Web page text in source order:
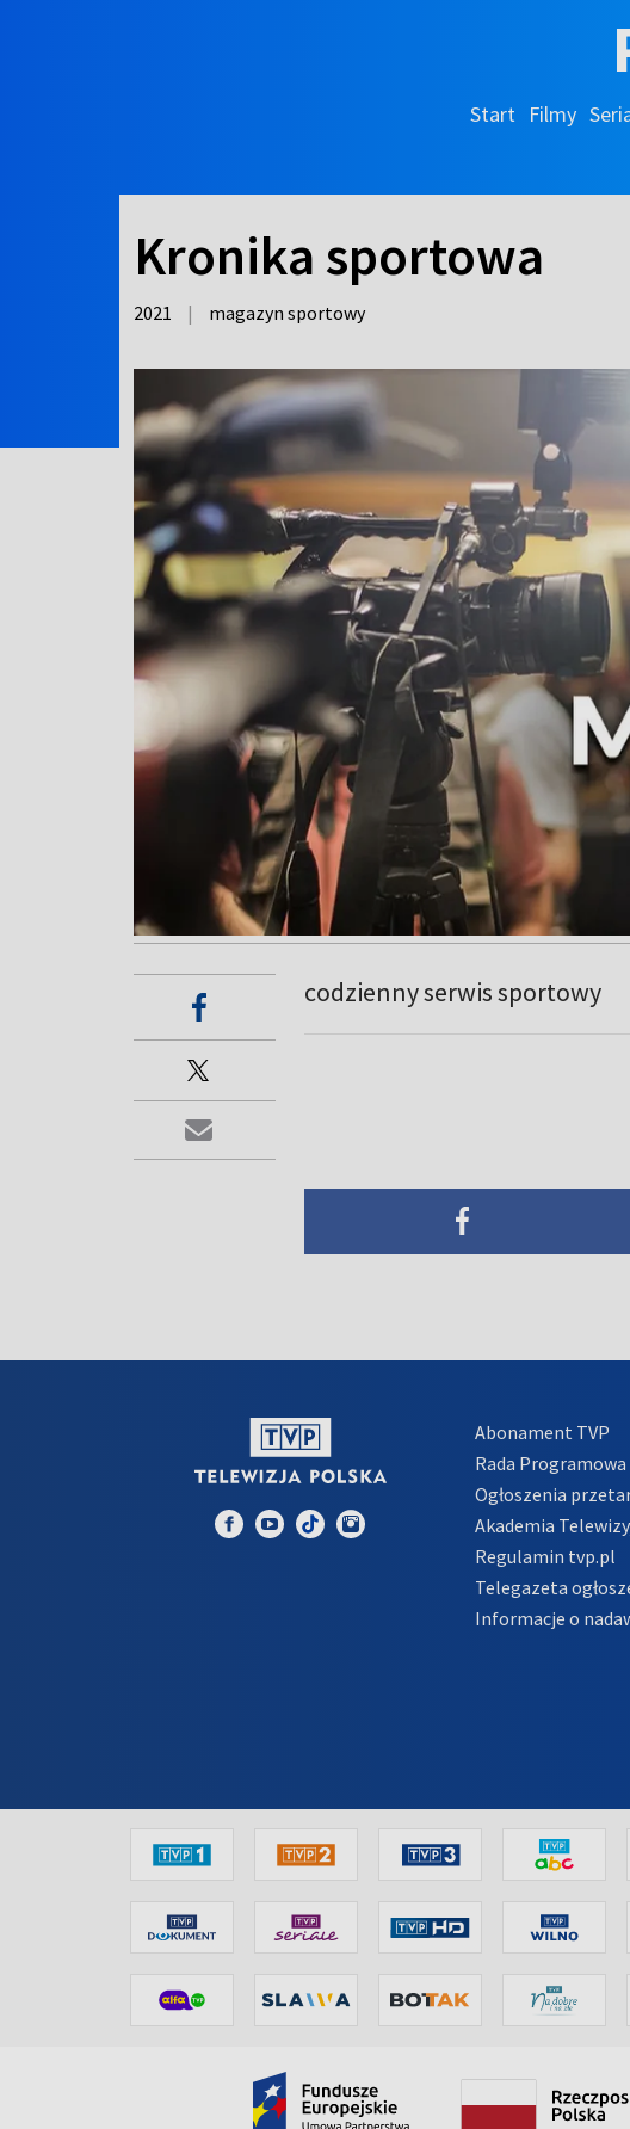
Start Filmy
Kronika sportowa
2021 | magazyn sportowy
codzienny serwis sportowy
Abonament TVP
Rada Programowa
Ogłoszenia
Akademia
Regulamin tvp.pl
Telegazeta
Informacje o